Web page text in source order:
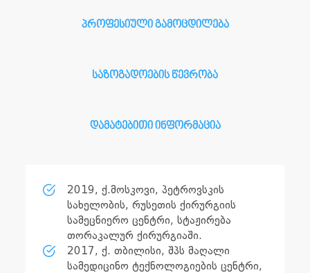
პროფესიული გამოცდილება
საზოგადოების წევრობა
დამატებითი ინფორმაცია
2019, ქ.მოსკოვი, პეტროვსკის
სახელობის, რუსეთის ქირურგიის
სამეცნიერო ცენტრი, სტაჟირება
თორაკალურ ქირურგიაში.
2017, ქ. თბილისი, შპს მაღალი
სამედიცინო ტექნოლოგიების ცენტრი,